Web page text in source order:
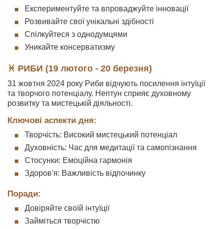
Експериментуйте та впроваджуйте інновації
Розвивайте свої унікальні здібності
Спілкуйтеся з однодумцями
Уникайте консерватизму
♓ РИБИ (19 лютого - 20 березня)
31 жовтня 2024 року Риби відчують посилення інтуїції
та творчого потенціалу. Нептун сприяє духовному
розвитку та мистецькій діяльності.
Ключові аспекти дня:
Творчість: Високий мистецький потенціал
Духовність: Час для медитації та самопізнання
Стосунки: Емоційна гармонія
Здоров'я: Важливість відпочинку
Поради:
Довіряйте своїй інтуїції
Займіться творчістю